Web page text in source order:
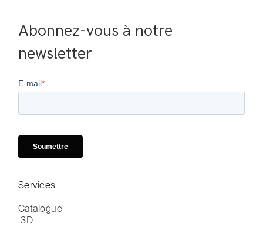
Abonnez-vous à notre
newsletter
Services
Catalogue
3D